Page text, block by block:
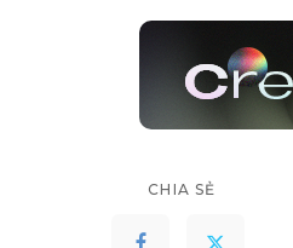
CHIA SẺ